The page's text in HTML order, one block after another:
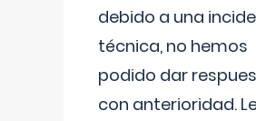
debido a una
técnica, no hemos
podido dar
con anterioridad.